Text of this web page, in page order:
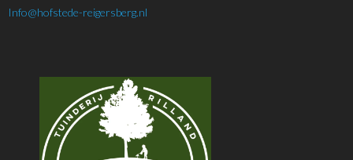
Info@hofstede-reigersberg.nl